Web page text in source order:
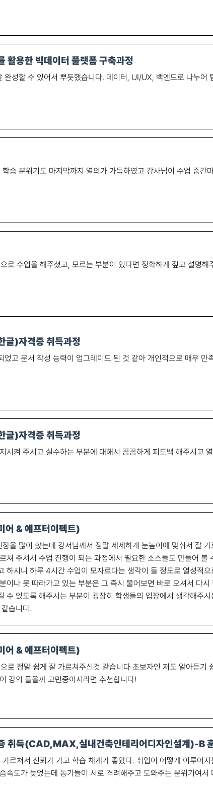
활용한 빅데이터 플랫폼 구축과정
완성할 수 있어서 뿌듯했습니다. 데이터, UI/UX, 백엔드로 나누어
습 분위기도 마지막까지 열의가 가득하였고 강사님이 수업 중간
로 수업을 해주셨고, 모르는 부분이 있다면 정확하게 짚고 설명
글)자격증 취득과정
고 문서 작성 능력이 업그레이드 된 것 같아 개인적으로 매우 만
글)자격증 취득과정
시켜 주시고 실수하는 부분에 대해서 꼼꼼하게 피드백 해주시고
어 & 에프터이펙트)
을 많이 햤는데 강서님께서 정말 세세하게 눈높이에 맞춰서 잘
쳐 주셔서 수업 진행이 되는 과정에서 필요한 소스들도 만들어
하시니 하루 4시간 수업이 모자르다는 생각이 들 정도로 열성적
이나 못 따라가고 있는 부분은 그 즉시 물어보면 바로 오셔서 다
수 있도록 해주시는 부분이 굉장히 학생들의 입장에서 생각해주
습니다.
어 & 에프터이펙트)
로 정말 쉽게 잘 가르쳐주신것 같습니다 초보자인 저도 알아듣기
강의 들을까 고민중이시라면 추천합니다!
취득(CAD,MAX,실내건축인테리어디자인설계)-B
르쳐서 신뢰가 가고 학습 체계가 좋았다. 취업이 어떻게 이루어
속도가 늦었는데 동기들이 서로 격려해주고 도와주는 분위기여서